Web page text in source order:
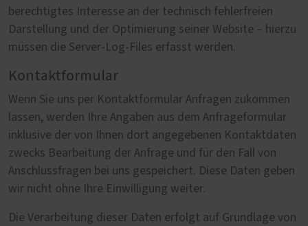
berechtigtes Interesse an der technisch fehlerfreien
Darstellung und der Optimierung seiner Website – hierzu
müssen die Server-Log-Files erfasst werden.
Kontaktformular
Wenn Sie uns per Kontaktformular Anfragen zukommen
lassen, werden Ihre Angaben aus dem Anfrageformular
inklusive der von Ihnen dort angegebenen Kontaktdaten
zwecks Bearbeitung der Anfrage und für den Fall von
Anschlussfragen bei uns gespeichert. Diese Daten geben
wir nicht ohne Ihre Einwilligung weiter.
Die Verarbeitung dieser Daten erfolgt auf Grundlage von